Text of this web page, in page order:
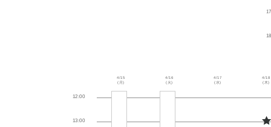
4/15
(月)
4/16
(火)
4/17
(水)
4/18
(木)
12:00
13:00